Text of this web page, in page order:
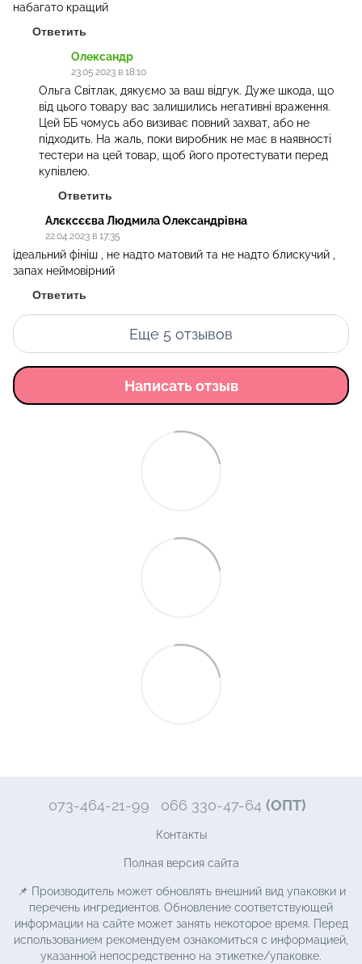
набагато кращий
Ответить
Олександр
23.05.2023 в 18:10
Ольга Світлак, дякуємо за ваш відгук. Дуже шкода, що
від цього товару вас залишились негативні враження.
Цей ББ чомусь або визиває повний захват, або не
підходить. На жаль, поки виробник не має в наявності
тестери на цей товар, щоб його протестувати перед
купівлею.
Ответить
Алєксєєва Людмила Олександрівна
22.04.2023 в 17:35
ідеальний фініш , не надто матовий та не надто блискучий ,
запах неймовірний
Ответить
Еще 5 отзывов
Написать отзыв
073-464-21-99 066 330-47-64 (ОПТ)
Контакты
Полная версия сайта
📌 Производитель может обновлять внешний вид упаковки и
перечень ингредиентов. Обновление соответствующей
информации на сайте может занять некоторое время. Перед
использованием рекомендуем ознакомиться с информацией,
указанной непосредственно на этикетке/упаковке.